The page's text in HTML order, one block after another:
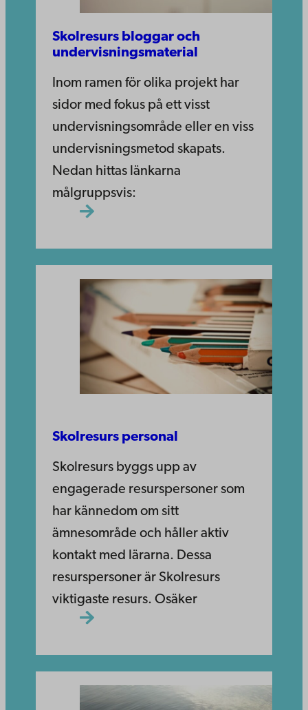
Skolresurs bloggar och
undervisnings­material
Inom ramen för olika projekt har
sidor med fokus på ett visst
undervisningsområde eller en viss
undervisningsmetod skapats.
Nedan hittas länkarna
målgruppsvis:
Skolresurs personal
Skolresurs byggs upp av
engagerade resurspersoner som
har kännedom om sitt
ämnesområde och håller aktiv
kontakt med lärarna. Dessa
resurspersoner är Skolresurs
viktigaste resurs. Osäker